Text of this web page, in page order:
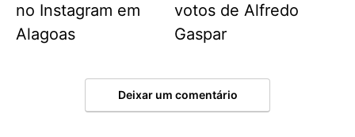
no Instagram em
Alagoas
votos de Alfredo
Gaspar
Deixar um comentário